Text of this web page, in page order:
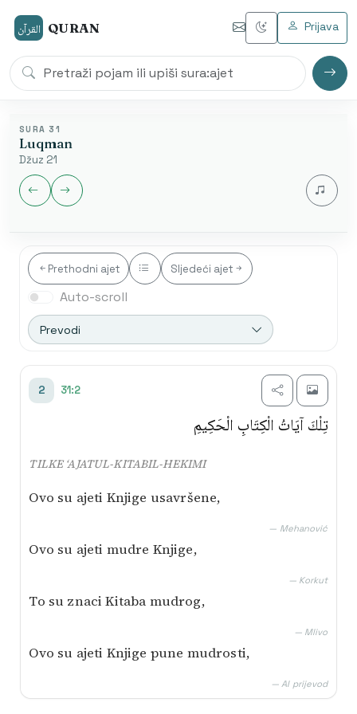
القرآن QURAN Prijava
SURA 31
Luqman
Džuz 21
Jezik audia
Početak od ajeta je dostupan samo u arapskom
modu.
Prethodni ajet Sljedeći ajet
Auto-scroll
Prevodi
Besim Korkut
2 31:2
تِلْكَ آيَاتُ الْكِتَابِ الْحَكِيمِ
TILKE ‘AJATUL-KITABIL-HEKIMI
Ovo su ajeti Knjige usavršene,
— Mehanović
Ovo su ajeti mudre Knjige,
— Korkut
To su znaci Kitaba mudrog,
— Mlivo
Ovo su ajeti Knjige pune mudrosti,
— AI prijevod